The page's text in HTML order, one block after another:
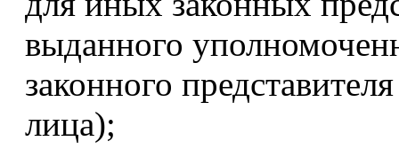
выданного
законного
лица);